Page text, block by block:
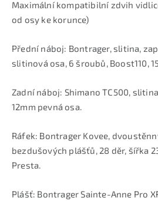
Maximální kompatibilní zdvih
od osy ke korunce)
Přední náboj: Bontrager, slitina,
slitinová osa, 6 šroubů, Boost110,
Zadní náboj: Shimano TC500,
12mm pevná osa.
Ráfek: Bontrager Kovee,
bezdušových plášťů, 28 děr, šířka
Presta.
Plášť: Bontrager Sainte-Anne Pro